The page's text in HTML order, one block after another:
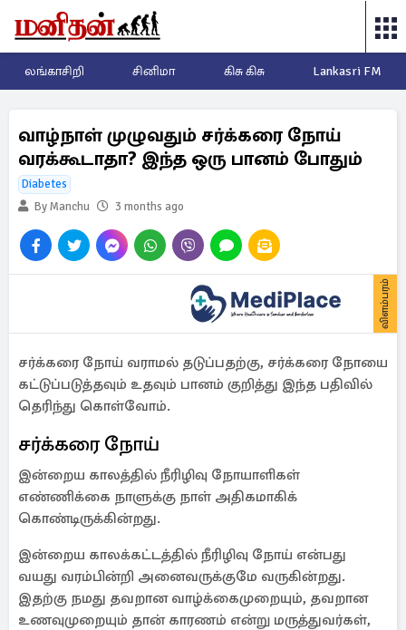
லங்காசிறி சினிமா கிசு கிசு Lankasri FM
வாழ்நாள் முழுவதும் சர்க்கரை நோய்
வரக்கூடாதா? இந்த ஒரு பானம் போதும்
Diabetes
By Manchu
3 months ago
விளம்பரம்
சர்க்கரை நோய் வராமல் தடுப்பதற்கு, சர்க்கரை நோயை
கட்டுப்படுத்தவும் உதவும் பானம் குறித்து இந்த பதிவில்
தெரிந்து கொள்வோம்.
சர்க்கரை நோய்
இன்றைய காலத்தில் நீரிழிவு நோயாளிகள்
எண்ணிக்கை நாளுக்கு நாள் அதிகமாகிக்
கொண்டிருக்கின்றது.
இன்றைய காலக்கட்டத்தில் நீரிழிவு நோய் என்பது
வயது வரம்பின்றி அனைவருக்குமே வருகின்றது.
இதற்கு நமது தவறான வாழ்க்கைமுறையும், தவறான
உணவுமுறையும் தான் காரணம் என்று மருத்துவர்கள்,